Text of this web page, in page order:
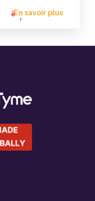
En savoir plus
flèche_vers
l'avant